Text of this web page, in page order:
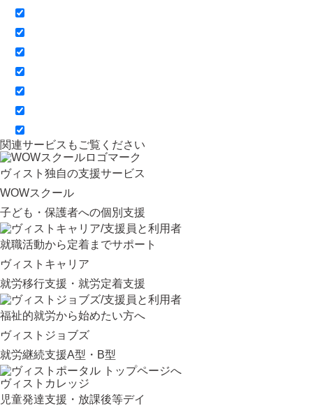
関連サービスもご覧ください
ヴィスト独自の支援サービス
WOWスクール
子ども・保護者への個別支援
就職活動から定着までサポート
ヴィストキャリア
就労移行支援・就労定着支援
福祉的就労から始めたい方へ
ヴィストジョブズ
就労継続支援A型・B型
ヴィストカレッジ
児童発達支援・放課後等デイ